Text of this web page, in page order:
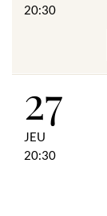
20:30
27
JEU
20:30